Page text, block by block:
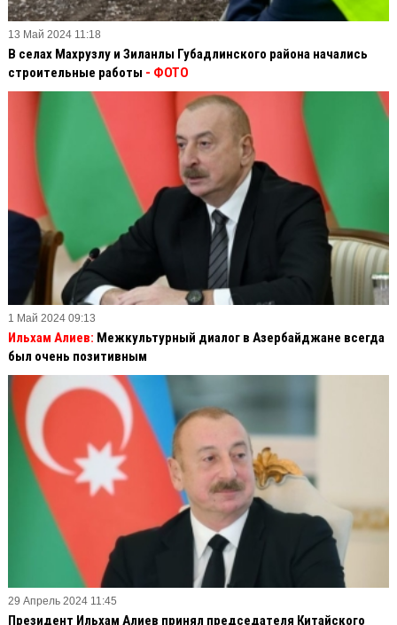
13 Май 2024 11:18
В селах Махрузлу и Зиланлы Губадлинского района начались
строительные работы - ФОТО
1 Май 2024 09:13
Ильхам Алиев: Межкультурный диалог в Азербайджане всегда
был очень позитивным
29 Апрель 2024 11:45
Президент Ильхам Алиев принял председателя Китайского